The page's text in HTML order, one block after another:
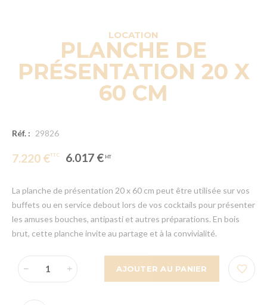
LOCATION
PLANCHE DE
PRÉSENTATION 20 X
60 CM
Réf. : 29826
7.220 € 6.017 €
La planche de présentation 20 x 60 cm peut être utilisée sur vos
buffets ou en service debout lors de vos cocktails pour présenter
les amuses bouches, antipasti et autres préparations. En bois
brut, cette planche invite au partage et à la convivialité.
AJOUTER AU PANIER